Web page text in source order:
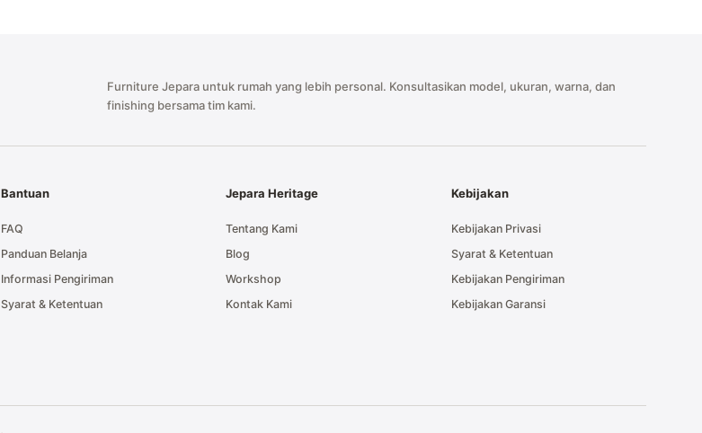
Furniture Jepara untuk rumah yang lebih personal. Konsultasikan model, ukuran, warna, dan
finishing bersama tim kami.
Bantuan
FAQ
Panduan Belanja
Informasi Pengiriman
Syarat & Ketentuan
Jepara Heritage
Tentang Kami
Blog
Workshop
Kontak Kami
Kebijakan
Kebijakan Privasi
Syarat & Ketentuan
Kebijakan Pengiriman
Kebijakan Garansi